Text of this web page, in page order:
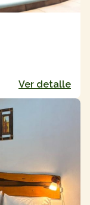
Ver detalle